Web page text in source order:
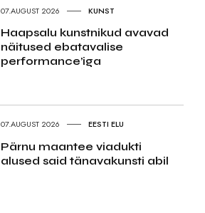
07.AUGUST 2026 KUNST
Haapsalu kunstnikud avavad
näitused ebatavalise
performance’iga
07.AUGUST 2026 EESTI ELU
Pärnu maantee viadukti
alused said tänavakunsti abil